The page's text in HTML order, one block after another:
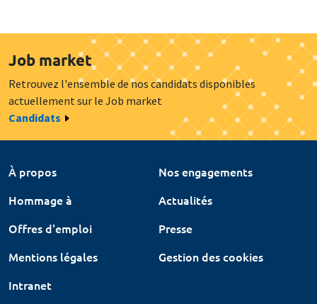
Job market
Retrouvez l'ensemble de nos candidats disponibles
actuellement sur le Job market
Candidats
À propos
Nos engagements
Hommage à
Actualités
Offres d'emploi
Presse
Mentions légales
Gestion des cookies
Intranet